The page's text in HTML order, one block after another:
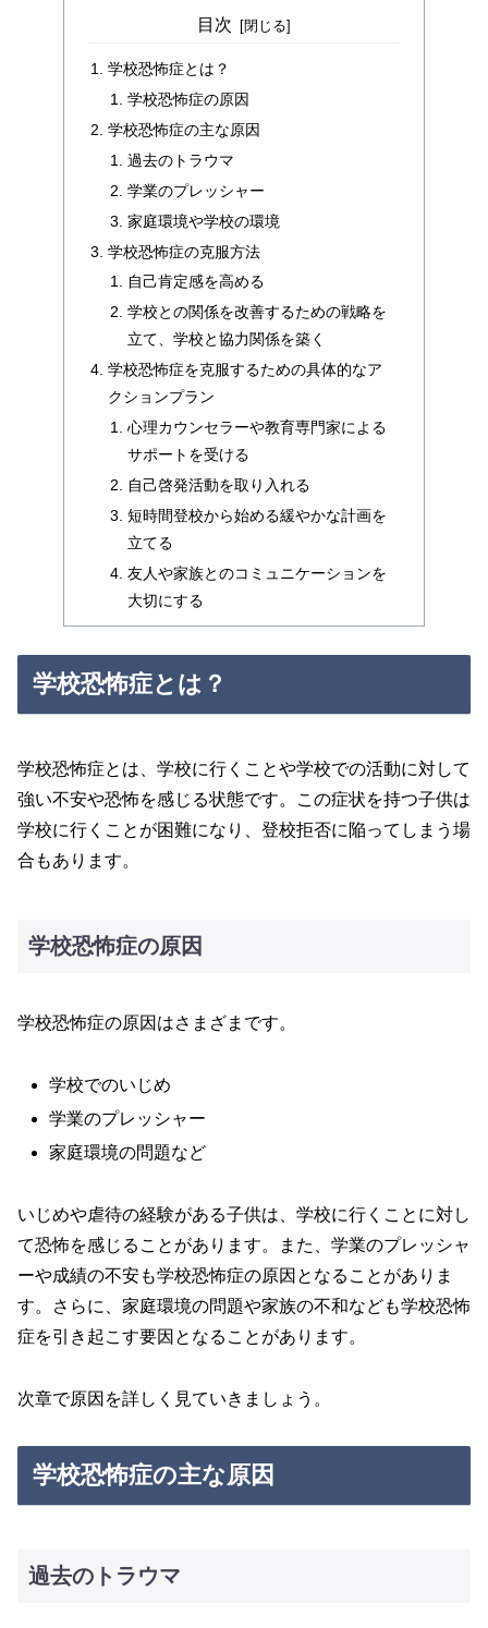
目次
学校恐怖症とは？
学校恐怖症の原因
学校恐怖症の主な原因
過去のトラウマ
学業のプレッシャー
家庭環境や学校の環境
学校恐怖症の克服方法
自己肯定感を高める
学校との関係を改善するための戦略を
立て、学校と協力関係を築く
学校恐怖症を克服するための具体的なア
クションプラン
心理カウンセラーや教育専門家による
サポートを受ける
自己啓発活動を取り入れる
短時間登校から始める緩やかな計画を
立てる
友人や家族とのコミュニケーションを
大切にする
学校恐怖症とは？
学校恐怖症とは、学校に行くことや学校での活動に対して
強い不安や恐怖を感じる状態です。この症状を持つ子供は
学校に行くことが困難になり、登校拒否に陥ってしまう場
合もあります。
学校恐怖症の原因
学校恐怖症の原因はさまざまです。
学校でのいじめ
学業のプレッシャー
家庭環境の問題など
いじめや虐待の経験がある子供は、学校に行くことに対し
て恐怖を感じることがあります。また、学業のプレッシャ
ーや成績の不安も学校恐怖症の原因となることがありま
す。さらに、家庭環境の問題や家族の不和なども学校恐怖
症を引き起こす要因となることがあります。
次章で原因を詳しく見ていきましょう。
学校恐怖症の主な原因
過去のトラウマ